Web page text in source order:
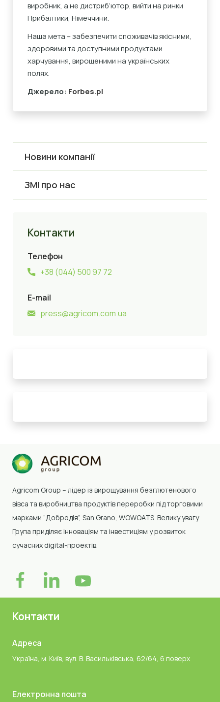
виробник, а не дистриб’ютор, вийти на ринки
Прибалтики, Німеччини.
Наша мета – забезпечити споживачів якісними,
здоровими та доступними продуктами
харчування, вирощеними на українських
полях.
Джерело: Forbes.pl
Новини компанії
ЗМІ про нас
Контакти
Телефон
+38 (044) 500 97 72
E-mail
press@agricom.com.ua
Agricom Group – лідер із вирощування безглютенового
вівса та виробництва продуктів переробки під торговими
марками “Добродія”, San Grano, WOWOATS. Велику увагу
Група приділяє інноваціям та інвестиціям у розвиток
сучасних digital-проектів.
Контакти
Адреса
Україна, м. Київ, вул. В. Васильківська, 62/64, 6 поверх
Електронна пошта